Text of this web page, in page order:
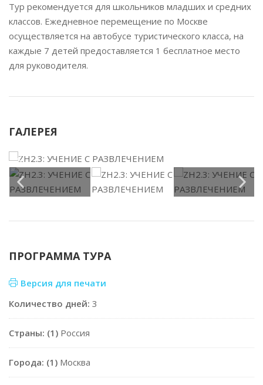
Тур рекомендуется для школьников младших и средних
классов. Ежедневное перемещение по Москве
осуществляется на автобусе туристического класса, на
каждые 7 детей предоставляется 1 бесплатное место
для руководителя.
ГАЛЕРЕЯ
ПРОГРАММА ТУРА
Версия для печати
Количество дней: 3
Страны: (1) Россия
Города: (1) Москва